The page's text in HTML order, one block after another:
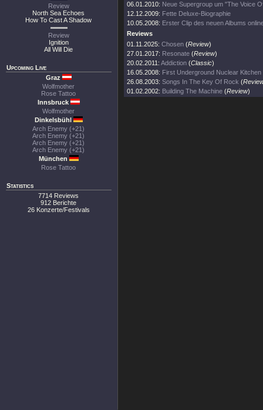
Review
North Sea Echoes
How To Cast A Shadow
Review
Ignition
All Will Die
Upcoming Live
Graz
Wolfmother
Rose Tattoo
Innsbruck
Wolfmother
Dinkelsbühl
Arch Enemy (+21)
Arch Enemy (+21)
Arch Enemy (+21)
Arch Enemy (+21)
München
Rose Tattoo
Statistics
7714 Reviews
912 Berichte
26 Konzerte/Festivals
06.01.2010: Neue Supergroup um "The Voice
12.12.2009: Fette Deluxe-Biographie
10.05.2008: Erster Clip des neuen Albums
Reviews
01.11.2025: Chosen (Review)
27.01.2017: Resonate (Review)
20.02.2011: Addiction (Classic)
16.05.2008: First Underground Nuclear Kitchen
26.08.2003: Songs In The Key Of Rock (
01.02.2002: Building The Machine (Review)